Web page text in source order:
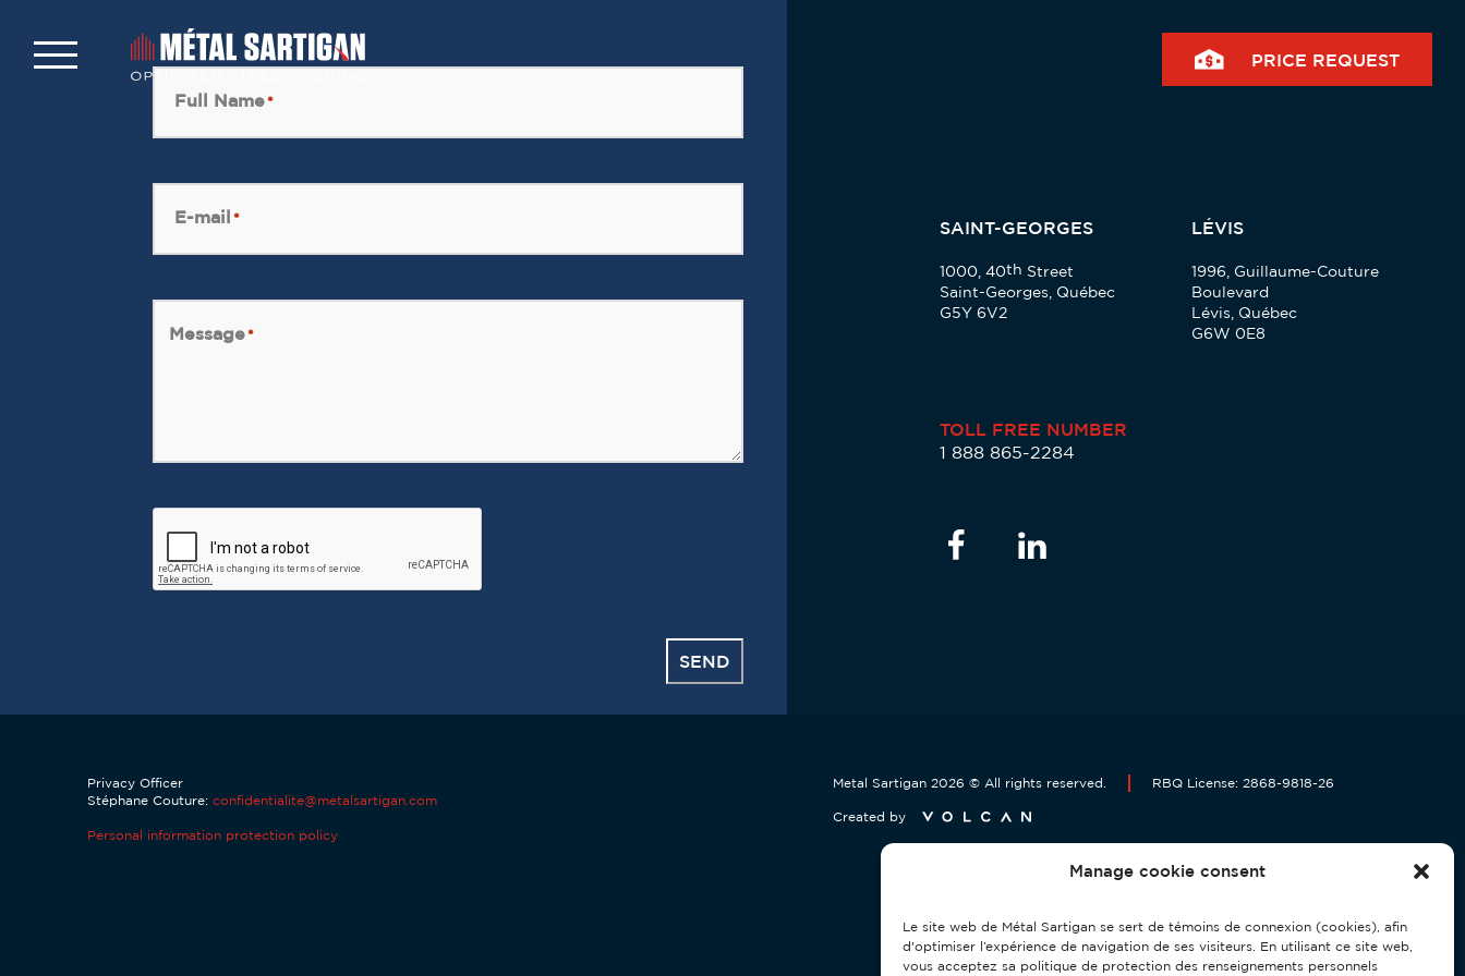
Manage cookie consent
Le site web de Métal Sartigan se sert de témoins de connexion (cookies), afin
d'optimiser l’expérience de navigation de ses visiteurs. En utilisant ce site web,
vous acceptez sa politique de protection des renseignements personnels
PRICE REQUEST
Full Name*
E-mail *
Message*
CAPTCHA
SEND
SAINT-GEORGES
1000, 40th Street
Saint-Georges, Québec
G5Y 6V2
LÉVIS
1996, Guillaume-Couture
Boulevard
Lévis, Québec
G6W 0E8
TOLL FREE NUMBER
1 888 865-2284
Privacy Officer
Stéphane Couture: confidentialite@metalsartigan.com
Personal information protection policy
Metal Sartigan 2026 © All rights reserved. RBQ License: 2868-9818-26
Created by